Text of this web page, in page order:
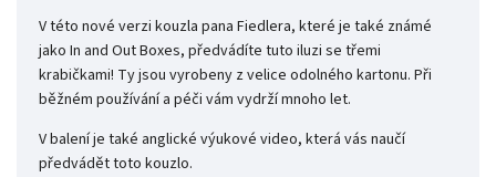
V této nové verzi kouzla pana Fiedlera, které je také známé
jako In and Out Boxes, předvádíte tuto iluzi se třemi
krabičkami! Ty jsou vyrobeny z velice odolného kartonu. Při
běžném používání a péči vám vydrží mnoho let.
V balení je také anglické výukové video, která vás naučí
předvádět toto kouzlo.